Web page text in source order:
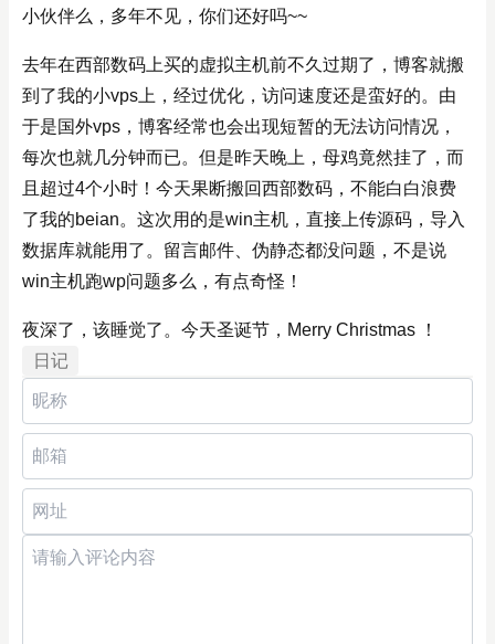
小伙伴么，多年不见，你们还好吗~~
去年在西部数码上买的虚拟主机前不久过期了，博客就搬
到了我的小vps上，经过优化，访问速度还是蛮好的。由
于是国外vps，博客经常也会出现短暂的无法访问情况，
每次也就几分钟而已。但是昨天晚上，母鸡竟然挂了，而
且超过4个小时！今天果断搬回西部数码，不能白白浪费
了我的beian。这次用的是win主机，直接上传源码，导入
数据库就能用了。留言邮件、伪静态都没问题，不是说
win主机跑wp问题多么，有点奇怪！
夜深了，该睡觉了。今天圣诞节，Merry Christmas ！
日记